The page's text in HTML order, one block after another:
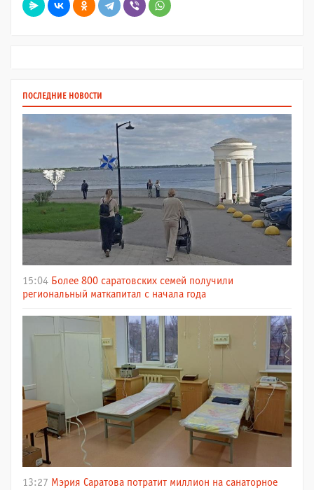
ПОСЛЕДНИЕ НОВОСТИ
15:04 Более 800 саратовских семей получили
региональный маткапитал с начала года
13:27 Мэрия Саратова потратит миллион на санаторное